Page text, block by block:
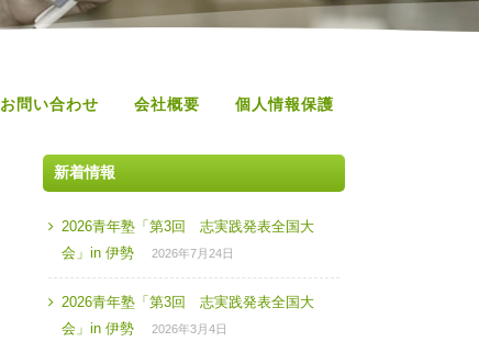
お問い合わせ 会社概要 個人情報保護
新着情報
2026青年塾「第3回 志実践発表全国大
会」in 伊勢
2026年7月24日
2026青年塾「第3回 志実践発表全国大
会」in 伊勢
2026年3月4日